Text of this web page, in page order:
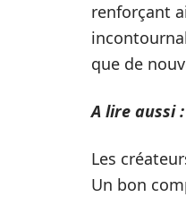
renforçant
que de
A lire aussi :
Les
Un bon